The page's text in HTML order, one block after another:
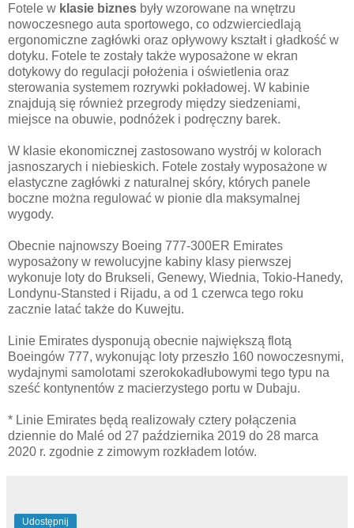
Fotele w klasie biznes były wzorowane na wnętrzu
nowoczesnego auta sportowego, co odzwierciedlają
ergonomiczne zagłówki oraz opływowy kształt i gładkość w
dotyku. Fotele te zostały także wyposażone w ekran
dotykowy do regulacji położenia i oświetlenia oraz
sterowania systemem rozrywki pokładowej. W kabinie
znajdują się również przegrody między siedzeniami,
miejsce na obuwie, podnóżek i podręczny barek.
W klasie ekonomicznej zastosowano wystrój w kolorach
jasnoszarych i niebieskich. Fotele zostały wyposażone w
elastyczne zagłówki z naturalnej skóry, których panele
boczne można regulować w pionie dla maksymalnej
wygody.
Obecnie najnowszy Boeing 777-300ER Emirates
wyposażony w rewolucyjne kabiny klasy pierwszej
wykonuje loty do Brukseli, Genewy, Wiednia, Tokio-Hanedy,
Londynu-Stansted i Rijadu, a od 1 czerwca tego roku
zacznie latać także do Kuwejtu.
Linie Emirates dysponują obecnie największą flotą
Boeingów 777, wykonując loty przeszło 160 nowoczesnymi,
wydajnymi samolotami szerokokadłubowymi tego typu na
sześć kontynentów z macierzystego portu w Dubaju.
* Linie Emirates będą realizowały cztery połączenia
dziennie do Malé od 27 października 2019 do 28 marca
2020 r. zgodnie z zimowym rozkładem lotów.
Udostępnij